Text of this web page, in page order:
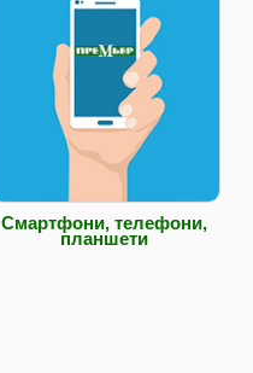
Смартфони, телефони,
планшети